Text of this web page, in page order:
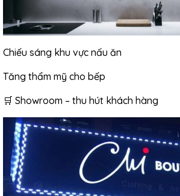
Chiếu sáng khu vực nấu ăn
Tăng thẩm mỹ cho bếp
🛒 Showroom – thu hút khách hàng